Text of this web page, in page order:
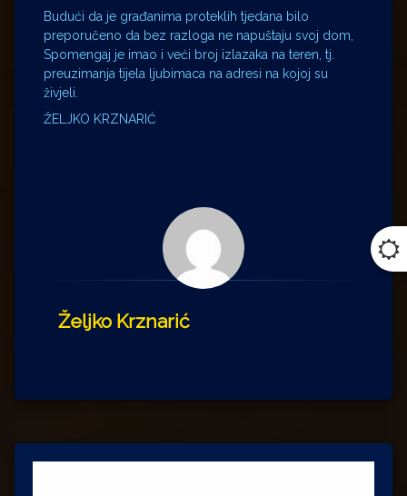
Budući da je građanima proteklih tjedana bilo
preporučeno da bez razloga ne napuštaju svoj dom,
Spomengaj je imao i veći broj izlazaka na teren, tj.
preuzimanja tijela ljubimaca na adresi na kojoj su
živjeli.
ŽELJKO KRZNARIĆ
Željko Krznarić